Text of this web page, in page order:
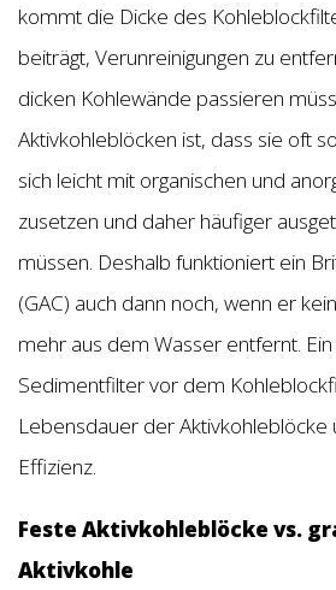
kommt die Dicke des
beiträgt, Verunreinigungen zu
dicken Kohlewände passieren
Aktivkohleblöcken ist, dass sie oft
sich leicht mit organischen und
zusetzen und daher häufiger
müssen. Deshalb funktioniert ein
(GAC) auch dann noch, wenn er
mehr aus dem Wasser entfernt.
Sedimentfilter vor dem
Lebensdauer der
Effizienz.
Feste Aktivkohleblöcke vs.
Aktivkohle